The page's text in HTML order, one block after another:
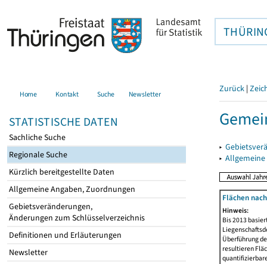
Home Kontakt Suche Newsletter
STATISTISCHE DATEN
Sachliche Suche
Regionale Suche
Kürzlich bereitgestellte Daten
Allgemeine Angaben, Zuordnungen
Gebietsveränderungen,
Änderungen zum Schlüsselverzeichnis
Definitionen und Erläuterungen
Newsletter
Zurück |
▸
▸
Flächen
Hinweis:
Bis 2013
Überführung
resultieren